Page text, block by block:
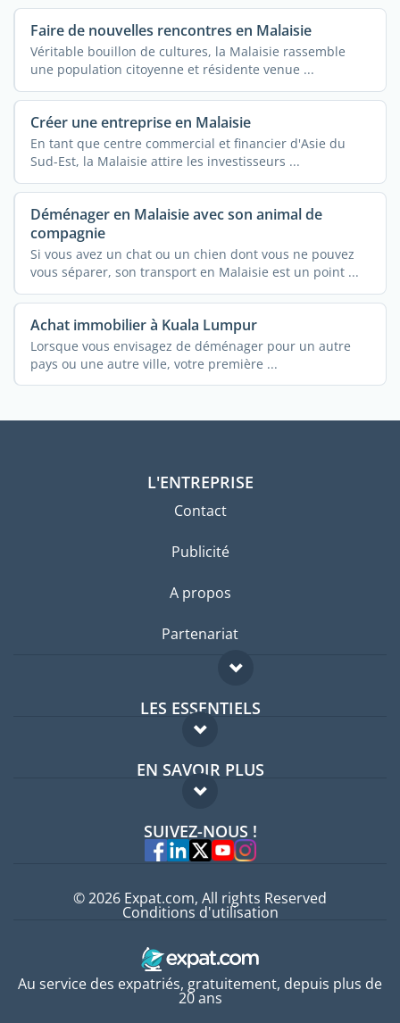
Faire de nouvelles rencontres en Malaisie
Véritable bouillon de cultures, la Malaisie rassemble
une population citoyenne et résidente venue ...
Créer une entreprise en Malaisie
En tant que centre commercial et financier d'Asie du
Sud-Est, la Malaisie attire les investisseurs ...
Déménager en Malaisie avec son animal de
compagnie
Si vous avez un chat ou un chien dont vous ne pouvez
vous séparer, son transport en Malaisie est un point ...
Achat immobilier à Kuala Lumpur
Lorsque vous envisagez de déménager pour un autre
pays ou une autre ville, votre première ...
L'ENTREPRISE
Contact
Publicité
A propos
Partenariat
LES ESSENTIELS
Forum expatriés
Guides pays
EN SAVOIR PLUS
FAQ
Experts
SUIVEZ-NOUS !
Au service des expatriés, gratuitement, depuis plus de
20 ans
© 2026 Expat.com, All rights Reserved
Conditions d'utilisation